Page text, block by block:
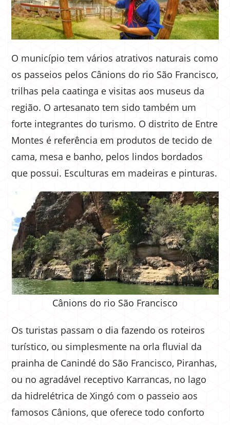
O município tem vários atrativos naturais como
os passeios pelos Cânions do rio São Francisco,
trilhas pela caatinga e visitas aos museus da
região. O artesanato tem sido também um
forte integrantes do turismo. O distrito de Entre
Montes é referência em produtos de tecido de
cama, mesa e banho, pelos lindos bordados
que possui. Esculturas em madeiras e pinturas.
Cânions do rio São Francisco
Os turistas passam o dia fazendo os roteiros
turístico, ou simplesmente na orla fluvial da
prainha de Canindé do São Francisco, Piranhas,
ou no agradável receptivo Karrancas, no lago
da hidrelétrica de Xingó com o passeio aos
famosos Cânions, que oferece todo conforto